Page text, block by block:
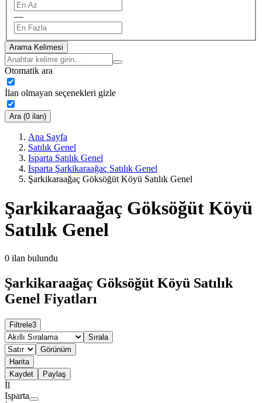
—
Arama Kelimesi
Otomatik ara
İlan olmayan seçenekleri gizle
Ara (0 ilan)
Ana Sayfa
Satılık Genel
Isparta Satılık Genel
Isparta Şarkikaraağaç Satılık Genel
Şarkikaraağaç Göksöğüt Köyü Satılık Genel
Şarkikaraağaç Göksöğüt Köyü
Satılık Genel
0 ilan bulundu
Şarkikaraağaç Göksöğüt Köyü Satılık
Genel Fiyatları
Filtrele3
Sırala
Görünüm
Harita
Kaydet
Paylaş
İl
Isparta